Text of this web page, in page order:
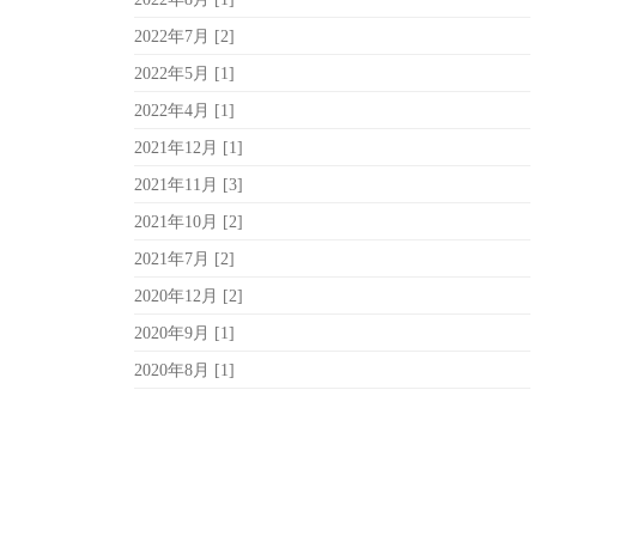
2022年7月 [2]
2022年5月 [1]
2022年4月 [1]
2021年12月 [1]
2021年11月 [3]
2021年10月 [2]
2021年7月 [2]
2020年12月 [2]
2020年9月 [1]
2020年8月 [1]